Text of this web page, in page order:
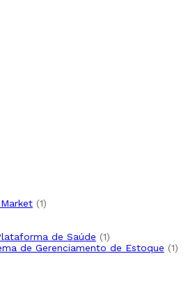
1
de Saúde
1
de Gerenciamento de Estoque
1